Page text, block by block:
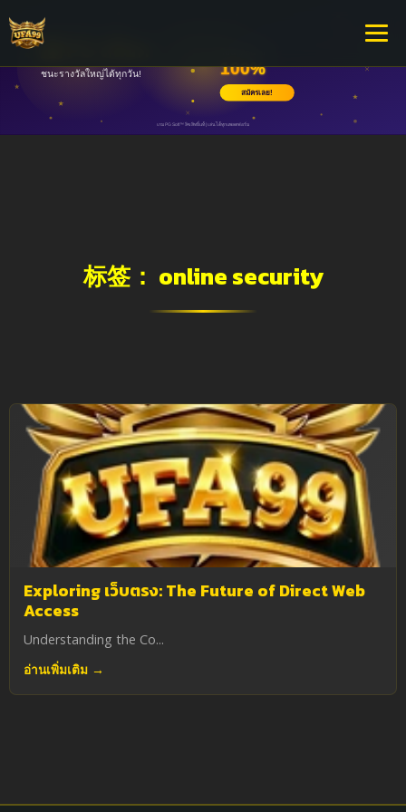
标签： online security
Exploring เว็บตรง: The Future of Direct Web
Access
Understanding the Co...
อ่านเพิ่มเติม →